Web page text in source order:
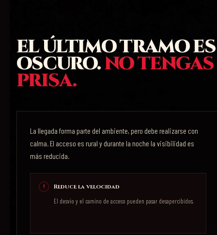
EL ÚLTIMO TRAMO ES
OSCURO.NO TENGAS
PRISA.
La llegada forma parte del ambiente, pero debe realizarse con
calma. El acceso es rural y durante la noche la visibilidad es
más reducida.
Reduce la velocidad
El desvío y el camino de acceso pueden pasar desapercibidos.